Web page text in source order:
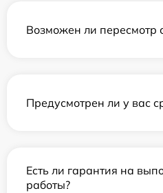
Возможен ли пересмотр
Предусмотрен ли у вас
Есть ли гарантия на
работы?